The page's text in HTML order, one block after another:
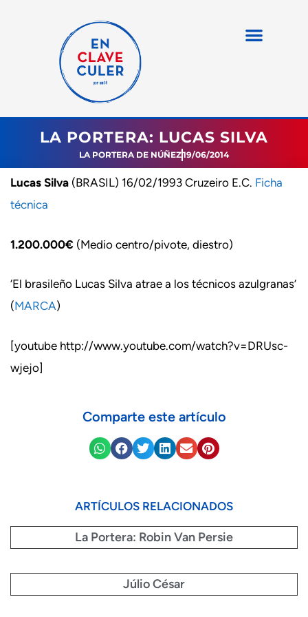
LA PORTERA: LUCAS SILVA
LA PORTERA DE NÚÑEZ19/06/2014
Lucas Silva (BRASIL) 16/02/1993 Cruzeiro E.C. Ficha
técnica
1.200.000€ (Medio centro/pivote, diestro)
‘El brasileño Lucas Silva atrae a los técnicos azulgranas’
(MARCA)
[youtube http://www.youtube.com/watch?v=DRUsc-
wjejo]
Comparte este artículo
ARTÍCULOS RELACIONADOS
La Portera: Robin Van Persie
Júlio César